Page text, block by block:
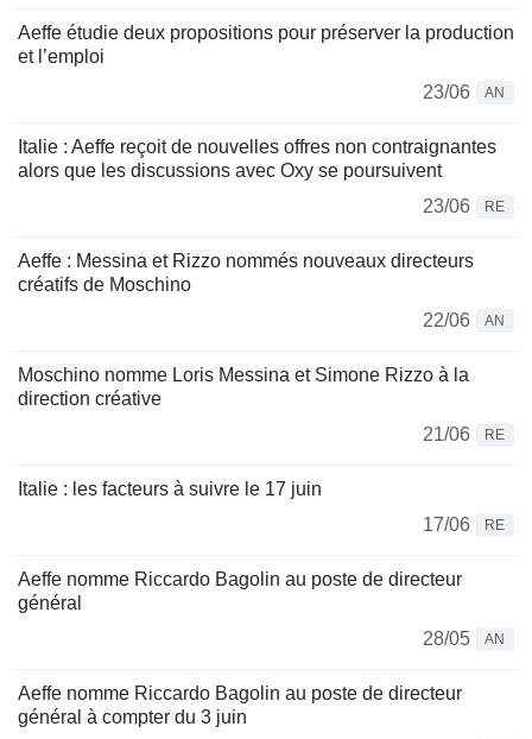
Aeffe étudie deux propositions pour préserver la production
et l’emploi
23/06
AN
Italie : Aeffe reçoit de nouvelles offres non contraignantes
alors que les discussions avec Oxy se poursuivent
23/06
RE
Aeffe : Messina et Rizzo nommés nouveaux directeurs
créatifs de Moschino
22/06
AN
Moschino nomme Loris Messina et Simone Rizzo à la
direction créative
21/06
RE
Italie : les facteurs à suivre le 17 juin
17/06
RE
Aeffe nomme Riccardo Bagolin au poste de directeur
général
28/05
AN
Aeffe nomme Riccardo Bagolin au poste de directeur
général à compter du 3 juin